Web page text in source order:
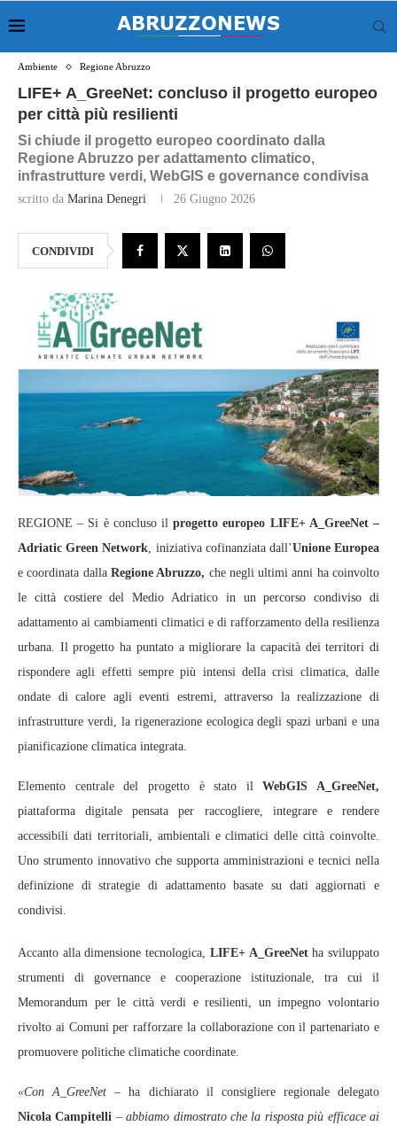
Ambiente Regione Abruzzo
LIFE+ A_GreeNet: concluso il progetto europeo
per città più resilienti
Si chiude il progetto europeo coordinato dalla
Regione Abruzzo per adattamento climatico,
infrastrutture verdi, WebGIS e governance condivisa
scritto da Marina Denegri 26 Giugno 2026
CONDIVIDI
REGIONE – Si è concluso ilprogetto europeo LIFE+ A_GreeNet –
Adriatic Green Network, iniziativa cofinanziata dall’Unione Europea
e coordinata dalla Regione Abruzzo, che negli ultimi anni ha coinvolto
le città costiere del Medio Adriatico in un percorso condiviso di
adattamento ai cambiamenti climatici e di rafforzamento della resilienza
urbana. Il progetto ha puntato a migliorare la capacità dei territori di
rispondere agli effetti sempre più intensi della crisi climatica, dalle
ondate di calore agli eventi estremi, attraverso la realizzazione di
infrastrutture verdi, la rigenerazione ecologica degli spazi urbani e una
pianificazione climatica integrata.
Elemento centrale del progetto è stato ilWebGIS A_GreeNet,
piattaforma digitale pensata per raccogliere, integrare e rendere
accessibili dati territoriali, ambientali e climatici delle città coinvolte.
Uno strumento innovativo che supporta amministrazioni e tecnici nella
definizione di strategie di adattamento basate su dati aggiornati e
condivisi.
Accanto alla dimensione tecnologica, LIFE+ A_GreeNetha sviluppato
strumenti di governance e cooperazione istituzionale, tra cui il
Memorandum per le città verdi e resilienti, un impegno volontario
rivolto ai Comuni per rafforzare la collaborazione con il partenariato e
promuovere politiche climatiche coordinate.
«Con A_GreeNet – ha dichiarato il consigliere regionale delegato
Nicola Campitelli –abbiamo dimostrato che la risposta più efficace ai